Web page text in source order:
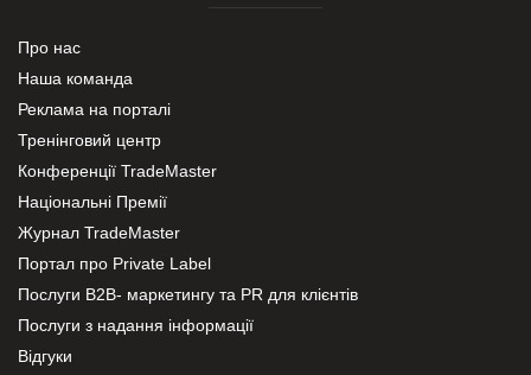
Про нас
Наша команда
Реклама на порталі
Тренінговий центр
Конференції TradeMaster
Національні Премії
Журнал TradeMaster
Портал про Private Label
Послуги В2В- маркетингу та PR для клієнтів
Послуги з надання інформації
Відгуки